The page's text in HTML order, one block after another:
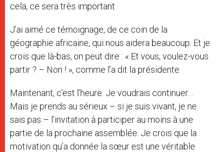
cela, ce sera très important.
J’ai aimé ce témoignage, de ce coin de la
géographie africaine, qui nous aidera beaucoup. Et je
crois que là-bas, on peut dire : « Et vous, voulez-vous
partir ? – Non ! », comme l’a dit la présidente.
Maintenant, c’est l’heure. Je voudrais continuer…
Mais je prends au sérieux – si je suis vivant, je ne
sais pas – l’invitation à participer au moins à une
partie de la prochaine assemblée. Je crois que la
motivation qu’a donnée la sœur est une véritable